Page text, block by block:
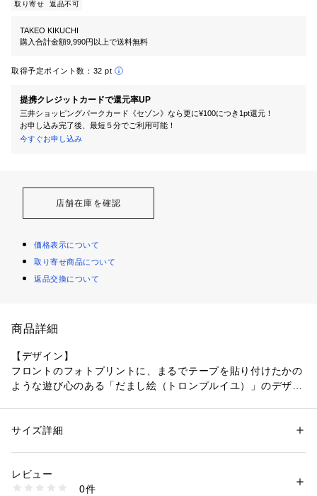
取り寄せ 返品不可
TAKEO KIKUCHI
購入合計金額9,990円以上で送料無料
取得予定ポイント数： 32 pt
提携クレジットカードで還元率UP
三井ショッピングパークカード《セゾン》なら更に¥100につき1pt還元！
お申し込み完了後、最短５分でご利用可能！
今すぐお申し込み
店舗在庫を確認
価格表示について
取り寄せ商品について
返品交換について
商品詳細
【デザイン】
フロントのフォトプリントに、まるでテープを貼り付けたかの
ような遊び心のある「だまし絵（トロンプルイユ）」のデザイ
なだまし絵のコンビネーションが一枚で着るだけでこなれた雰
枚で着るのはもちろん、シャツやジャケットのインナーとして
も活躍し、コーディネートのアクセントになります。
性別：メンズ
素材：本体: コットン100％ リブ部分: コットン95％ ポリウレタン5％ し
生産国：中国製
1095800005521
サイズ詳細
レビュー
0件